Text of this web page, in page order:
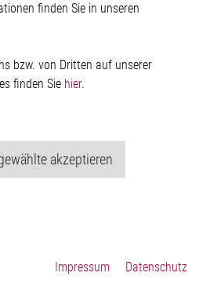
finden Sie in unseren
bzw. von Dritten auf unserer
finden Sie hier.
akzeptieren
Impressum Datenschutz